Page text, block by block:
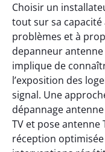
Choisir un
tout sur sa
problèmes et à
depanneur antenne
implique de
l’exposition des
signal. Une
dépannage
TV et pose antenne
réception